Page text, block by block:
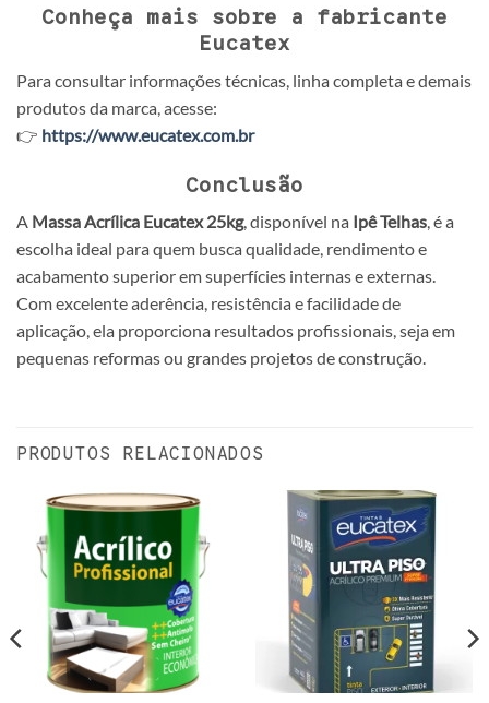
Conheça mais sobre a fabricante
Eucatex
Para consultar informações técnicas, linha completa e demais
produtos da marca, acesse:
👉 https://www.eucatex.com.br
Conclusão
A Massa Acrílica Eucatex 25kg, disponível na Ipê Telhas, é a
escolha ideal para quem busca qualidade, rendimento e
acabamento superior em superfícies internas e externas.
Com excelente aderência, resistência e facilidade de
aplicação, ela proporciona resultados profissionais, seja em
pequenas reformas ou grandes projetos de construção.
PRODUTOS RELACIONADOS